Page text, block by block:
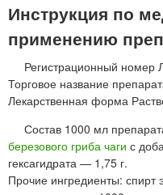
к
а
ф
/
ф
т
а
л
е
т
к
и
Ф
Инструкция по
применению
Регистрационный
Торговое название
Лекарственная форма
Состав 1000 мл
березового гриба чаги с
гексагидрата — 1,75 г.
Прочие ингредиенты: